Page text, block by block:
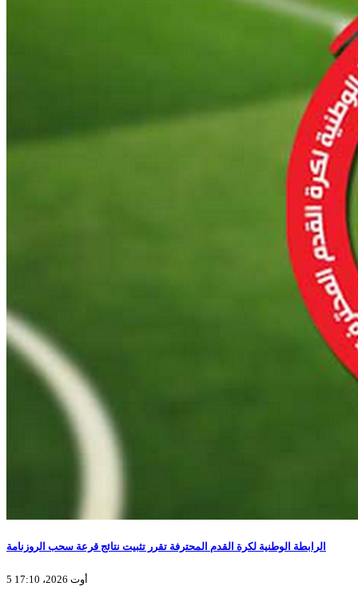
الرابطة الوطنية لكرة القدم المحترفة تقرر تثبيت نتائج قرعة سحب الروزنامة
5 أوت 2026، 17:10